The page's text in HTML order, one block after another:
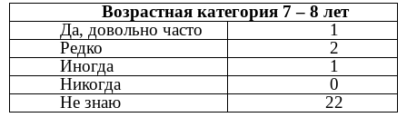
Возрастная категория 7 – 8 лет
Да, довольно часто
1
Редко
2
Иногда
1
Никогда
0
Не знаю
22